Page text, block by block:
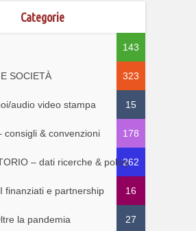
Categorie
143
SOCIETÀ 323
audio video stampa 15
consigli & convenzioni 178
– dati ricerche & policy262
finanziati e partnership 16
la pandemia 27